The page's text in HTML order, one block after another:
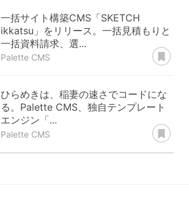
一括サイト構築CMS「SKETCH
ikkatsu」をリリース。一括見積もりと
一括資料請求、選...
Palette CMS
ひらめきは、稲妻の速さでコードにな
る。Palette CMS、独自テンプレート
エンジン「...
Palette CMS